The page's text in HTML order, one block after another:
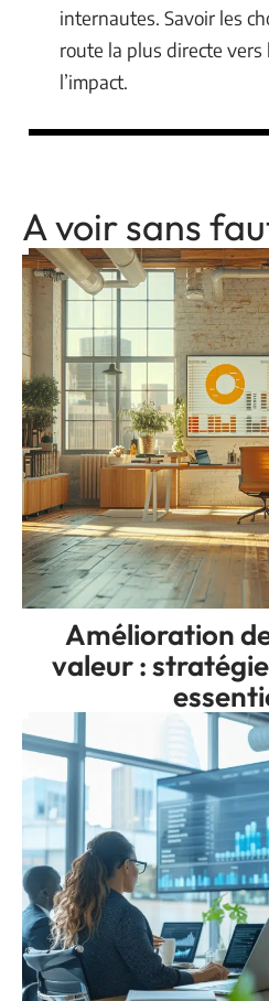
internautes. Savoir les
route la plus directe
l’impact.
A voir sans
Amélioration
valeur :